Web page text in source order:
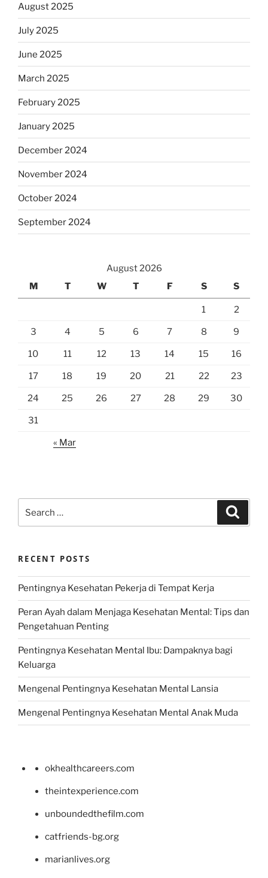
August 2025
July 2025
June 2025
March 2025
February 2025
January 2025
December 2024
November 2024
October 2024
September 2024
August 2026
M
T W T F S S
1 2
3 4 5 6 7 8 9
10 11 12 13 14 15 16
17 18 19 20 21 22 23
24 25 26 27 28 29 30
31
« Mar
for:
RECENT POSTS
Pentingnya Kesehatan Pekerja di Tempat Kerja
Peran Ayah dalam Menjaga Kesehatan Mental: Tips dan
Pengetahuan Penting
Pentingnya Kesehatan Mental Ibu: Dampaknya bagi
Keluarga
Mengenal Pentingnya Kesehatan Mental Lansia
Mengenal Pentingnya Kesehatan Mental Anak Muda
okhealthcareers.com
theintexperience.com
unboundedthefilm.com
catfriends-bg.org
marianlives.org